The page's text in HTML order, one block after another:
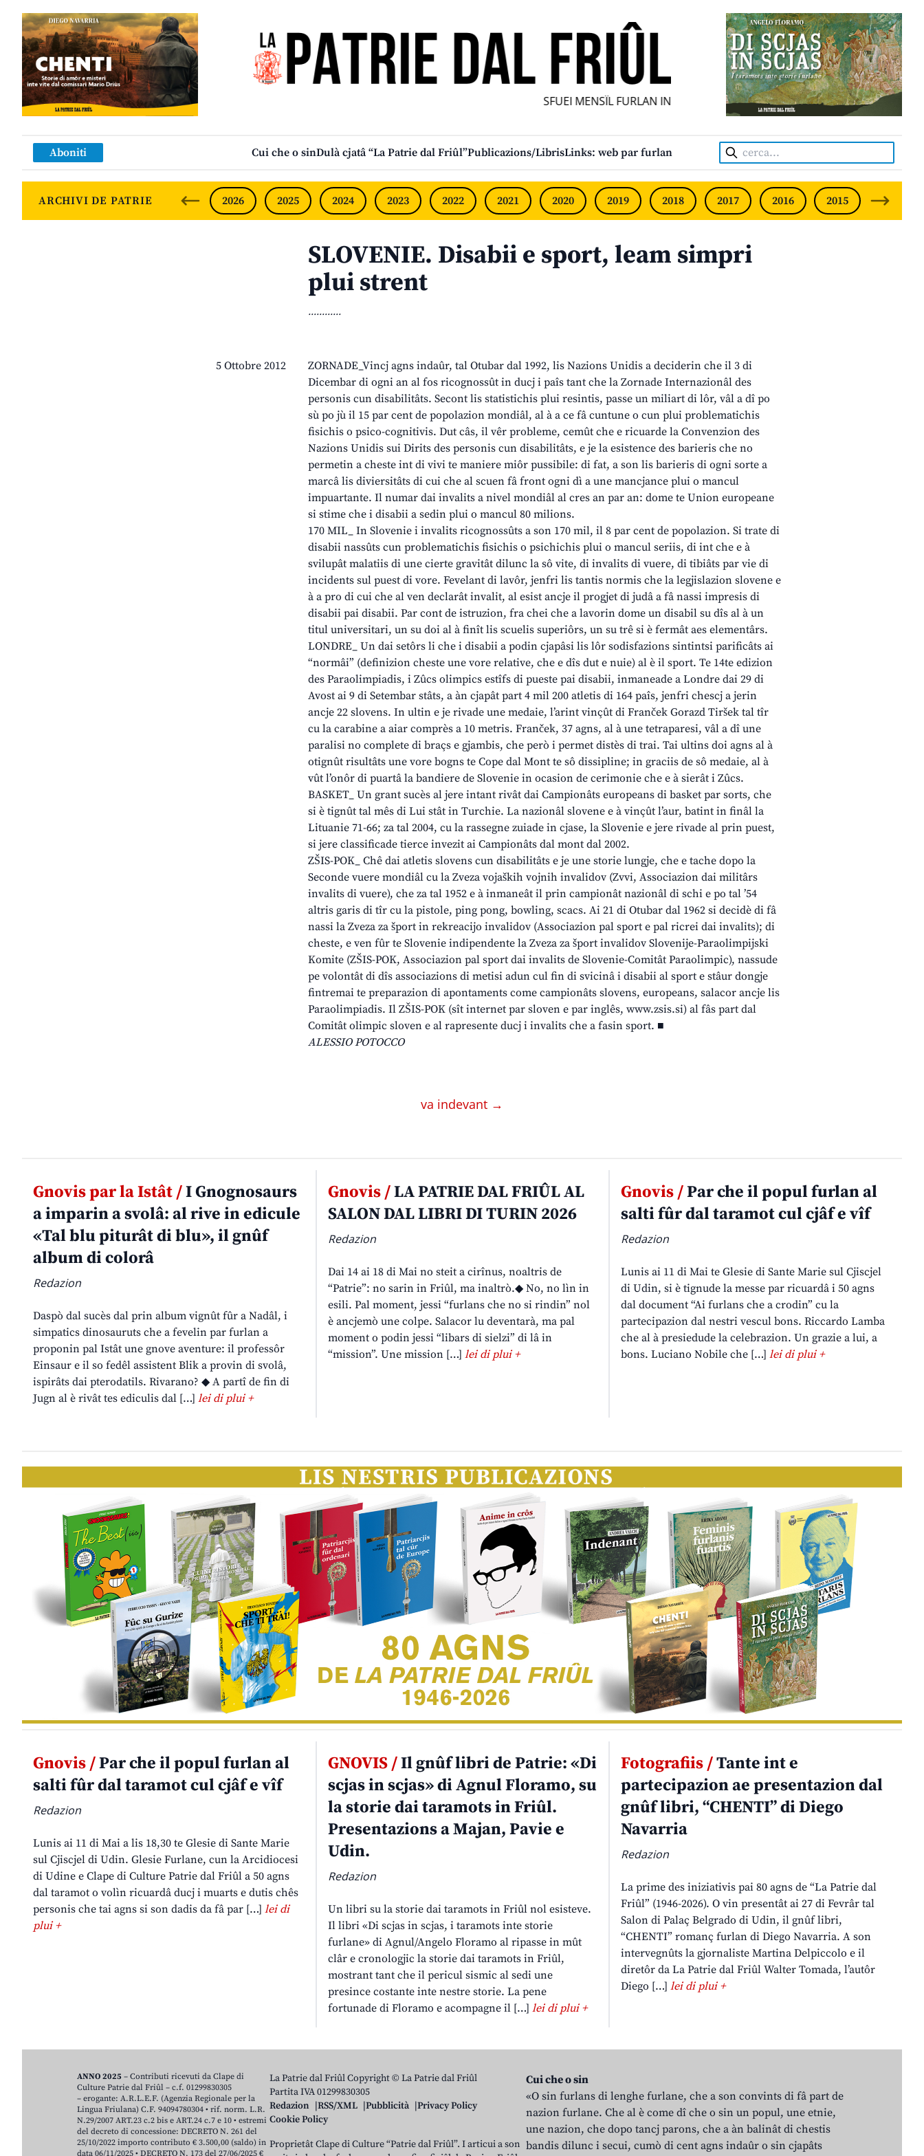
SFUEI MENSÎL FURLAN INDIPENDENT • INDEPENDENT FRIULIAN MONTHLY
Aboniti Cui che o sinDulà cjatâ “La Patrie dal Friûl”Publicazions/LibrisLinks: web par furlan Cerca:
ARCHIVI DE PATRIE 2026 2025 2024 2023 2022 2021 2020 2019 2018 2017 2016 2015 2014
SLOVENIE. Disabii e sport, leam simpri
plui strent
............
5 Ottobre 2012
ZORNADE_Vincj agns indaûr, tal Otubar dal 1992, lis Nazions Unidis a deciderin che il 3 di
Dicembar di ogni an al fos ricognossût in ducj i paîs tant che la Zornade Internazionâl des
personis cun disabilitâts. Secont lis statistichis plui resintis, passe un miliart di lôr, vâl a dî po
sù po jù il 15 par cent de popolazion mondiâl, al à a ce fâ cuntune o cun plui problematichis
fisichis o psico-cognitivis. Dut câs, il vêr probleme, cemût che e ricuarde la Convenzion des
Nazions Unidis sui Dirits des personis cun disabilitâts, e je la esistence des barieris che no
permetin a cheste int di vivi te maniere miôr pussibile: di fat, a son lis barieris di ogni sorte a
marcâ lis diviersitâts di cui che al scuen fâ front ogni dì a une mancjance plui o mancul
impuartante. Il numar dai invalits a nivel mondiâl al cres an par an: dome te Union europeane
si stime che i disabii a sedin plui o mancul 80 milions.
170 MIL_ In Slovenie i invalits ricognossûts a son 170 mil, il 8 par cent de popolazion. Si trate di
disabii nassûts cun problematichis fisichis o psichichis plui o mancul seriis, di int che e à
svilupât malatiis di une cierte gravitât dilunc la sô vite, di invalits di vuere, di tibiâts par vie di
incidents sul puest di vore. Fevelant di lavôr, jenfri lis tantis normis che la legjislazion slovene e
à a pro di cui che al ven declarât invalit, al esist ancje il progjet di judâ a fâ nassi impresis di
disabii pai disabii. Par cont de istruzion, fra chei che a lavorin dome un disabil su dîs al à un
titul universitari, un su doi al à finît lis scuelis superiôrs, un su trê si è fermât aes elementârs.
LONDRE_ Un dai setôrs li che i disabii a podin cjapâsi lis lôr sodisfazions sintintsi parificâts ai
“normâi” (definizion cheste une vore relative, che e dîs dut e nuie) al è il sport. Te 14te edizion
des Paraolimpiadis, i Zûcs olimpics estîfs di pueste pai disabii, inmaneade a Londre dai 29 di
Avost ai 9 di Setembar stâts, a àn cjapât part 4 mil 200 atletis di 164 paîs, jenfri chescj a jerin
ancje 22 slovens. In ultin e je rivade une medaie, l’arint vinçût di Franček Gorazd Tiršek tal tîr
cu la carabine a aiar comprès a 10 metris. Franček, 37 agns, al à une tetraparesi, vâl a dî une
paralisi no complete di braçs e gjambis, che però i permet distès di trai. Tai ultins doi agns al à
otignût risultâts une vore bogns te Cope dal Mont te sô dissipline; in graciis de sô medaie, al à
vût l’onôr di puartâ la bandiere de Slovenie in ocasion de cerimonie che e à sierât i Zûcs.
BASKET_ Un grant sucès al jere intant rivât dai Campionâts europeans di basket par sorts, che
si è tignût tal mês di Lui stât in Turchie. La nazionâl slovene e à vinçût l’aur, batint in finâl la
Lituanie 71-66; za tal 2004, cu la rassegne zuiade in cjase, la Slovenie e jere rivade al prin puest,
si jere classificade tierce invezit ai Campionâts dal mont dal 2002.
ZŠIS-POK_ Chê dai atletis slovens cun disabilitâts e je une storie lungje, che e tache dopo la
Seconde vuere mondiâl cu la Zveza vojaških vojnih invalidov (Zvvi, Associazion dai militârs
invalits di vuere), che za tal 1952 e à inmaneât il prin campionât nazionâl di schi e po tal ’54
altris garis di tîr cu la pistole, ping pong, bowling, scacs. Ai 21 di Otubar dal 1962 si decidè di fâ
nassi la Zveza za šport in rekreacijo invalidov (Associazion pal sport e pal ricrei dai invalits); di
cheste, e ven fûr te Slovenie indipendente la Zveza za šport invalidov Slovenije-Paraolimpijski
Komite (ZŠIS-POK, Associazion pal sport dai invalits de Slovenie-Comitât Paraolimpic), nassude
pe volontât di dîs associazions di metisi adun cul fin di svicinâ i disabii al sport e stâur dongje
fintremai te preparazion di apontaments come campionâts slovens, europeans, salacor ancje lis
Paraolimpiadis. Il ZŠIS-POK (sît internet par sloven e par inglês, www.zsis.si) al fâs part dal
Comitât olimpic sloven e al rapresente ducj i invalits che a fasin sport. ■
ALESSIO POTOCCO
va indevant →
Gnovis par la Istât /I Gnognosaurs
a imparin a svolâ: al rive in edicule
«Tal blu piturât di blu», il gnûf
album di colorâ
Redazion
Daspò dal sucès dal prin album vignût fûr a Nadâl, i
simpatics dinosauruts che a fevelin par furlan a
proponin pal Istât une gnove aventure: il professôr
Einsaur e il so fedêl assistent Blik a provin di svolâ,
ispirâts dai pterodatils. Rivarano? ◆ A partî de fin di
Jugn al è rivât tes ediculis dal […] lei di plui +
Gnovis /LA PATRIE DAL FRIÛL AL
SALON DAL LIBRI DI TURIN 2026
Redazion
Dai 14 ai 18 di Mai no steit a cirînus, noaltris de
“Patrie”: no sarin in Friûl, ma inaltrò.◆ No, no lìn in
esili. Pal moment, jessi “furlans che no si rindin” nol
è ancjemò une colpe. Salacor lu deventarà, ma pal
moment o podin jessi “libars di sielzi” di lâ in
“mission”. Une mission […] lei di plui +
Gnovis /Par che il popul furlan al
salti fûr dal taramot cul cjâf e vîf
Redazion
Lunis ai 11 di Mai te Glesie di Sante Marie sul Cjiscjel
di Udin, si è tignude la messe par ricuardâ i 50 agns
dal document “Ai furlans che a crodin” cu la
partecipazion dal nestri vescul bons. Riccardo Lamba
che al à presiedude la celebrazion. Un grazie a lui, a
bons. Luciano Nobile che […]lei di plui +
Gnovis /Par che il popul furlan al
salti fûr dal taramot cul cjâf e vîf
Redazion
Lunis ai 11 di Mai a lis 18,30 te Glesie di Sante Marie
sul Cjiscjel di Udin. Glesie Furlane, cun la Arcidiocesi
di Udine e Clape di Culture Patrie dal Friûl a 50 agns
dal taramot o volìn ricuardâ ducj i muarts e dutis chês
personis che tai agns si son dadis da fâ par […] lei di
plui +
GNOVIS /Il gnûf libri de Patrie: «Di
scjas in scjas» di Agnul Floramo, su
la storie dai taramots in Friûl.
Presentazions a Majan, Pavie e
Udin.
Redazion
Un libri su la storie dai taramots in Friûl nol esisteve.
Il libri «Di scjas in scjas, i taramots inte storie
furlane» di Agnul/Angelo Floramo al ripasse in mût
clâr e cronologjic la storie dai taramots in Friûl,
mostrant tant che il pericul sismic al sedi une
presince costante inte nestre storie. La pene
fortunade di Floramo e acompagne il […] lei di plui +
Fotografiis /Tante int e
partecipazion ae presentazion dal
gnûf libri, “CHENTI” di Diego
Navarria
Redazion
La prime des iniziativis pai 80 agns de “La Patrie dal
Friûl” (1946-2026). O vin presentât ai 27 di Fevrâr tal
Salon di Palaç Belgrado di Udin, il gnûf libri,
“CHENTI” romanç furlan di Diego Navarria. A son
intervegnûts la gjornaliste Martina Delpiccolo e il
diretôr da La Patrie dal Friûl Walter Tomada, l’autôr
Diego […]lei di plui +
La Patrie dal Friûl Copyright © La Patrie dal Friûl
Partita IVA 01299830305
Redazion
RSS/XML Pubblicità
Privacy Policy
Cookie Policy
Proprietât Clape di Culture “Patrie dal Friûl”. I articui a son
Cui che o sin
«O sin furlans di lenghe furlane, che a son convints di fâ part de
nazion furlane. Che al è come dî che o sin un popul, une etnie,
une nazion, che dopo tancj parons, che a àn balinât di chestis
bandis dilunc i secui, cumò di cent agns indaûr o sin cjapâts
ANNO 2025 – Contributi ricevuti da Clape di
Culture Patrie dal Friûl – c.f. 01299830305
– erogante: A.R.L.E.F. (Agenzia Regionale per la
Lingua Friulana) C.F. 94094780304 • rif. norm. L.R.
N.29/2007 ART.23 c.2 bis e ART.24 c.7 e 10 • estremi
del decreto di concessione: DECRETO N. 261 del
25/10/2022 importo contributo € 3.500,00 (saldo) in
data 06/11/2025 • DECRETO N. 173 del 27/06/2025 €